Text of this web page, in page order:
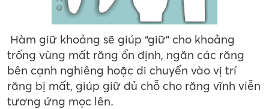
Hàm giữ khoảng sẽ giúp “giữ” cho khoảng
trống vùng mất răng ổn định, ngăn các răng
bên cạnh nghiêng hoặc di chuyển vào vị trí
răng bị mất, giúp giữ đủ chỗ cho răng vĩnh viễn
tương ứng mọc lên.